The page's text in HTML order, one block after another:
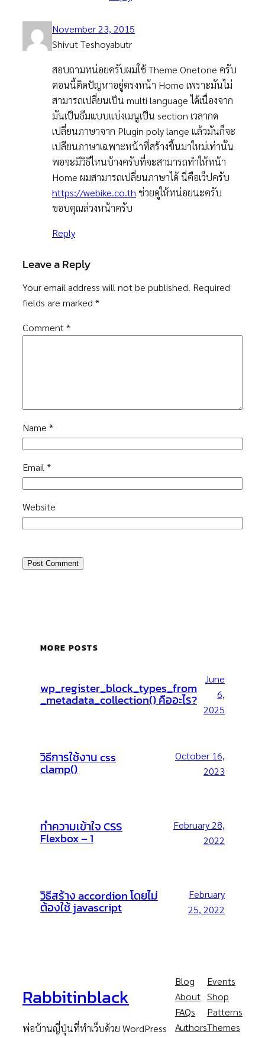
November 23, 2015
Shivut Teshoyabutr
สอบถามหน่อยครับผมใช้ Theme Onetone ครับ
ตอนนี้ติดปัญหาอยู่ตรงหน้า Home เพราะมันไม่
สามารถเปลี่ยนเป็น multi language ได้เนื่องจาก
มันเป็นธีมแบบแบ่งเมนูเป็น section เวลากด
เปลี่ยนภาษาจาก Plugin poly lange แล้วมันก็จะ
เปลียนภาษาเฉพาะหน้าที่สร้างขึ้นมาใหม่เท่านั้น
พอจะมีวิธีไหนบ้างครับที่จะสามารถทำให้หน้า
Home ผมสามารถเปลี่ยนภาษาได้ นี่คือเว็ปครับ
https://webike.co.th ช่วยดูให้หน่อยนะครับ
ขอบคุณล่วงหน้าครับ
Reply
Leave a Reply
Your email address will not be published. Required
fields are marked *
Comment*
Name *
Email *
Website
MORE POSTS
wp_register_block_types_from
_metadata_collection() คืออะไร?
June
6,
2025
วิธีการใช้งาน css
clamp()
October 16,
2023
ทำความเข้าใจ CSS
Flexbox – 1
February 28,
2022
วิธีสร้าง accordion โดยไม่
ต้องใช้ javascript
February
25, 2022
Rabbitinblack
พ่อบ้านญี่ปุ่นที่ทำเว็บด้วย WordPress
Blog
About
FAQs
Authors
Events
Shop
Patterns
Themes